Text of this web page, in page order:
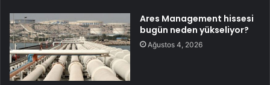
Ares Management hissesi
bugün neden yükseliyor?
Ağustos 4, 2026